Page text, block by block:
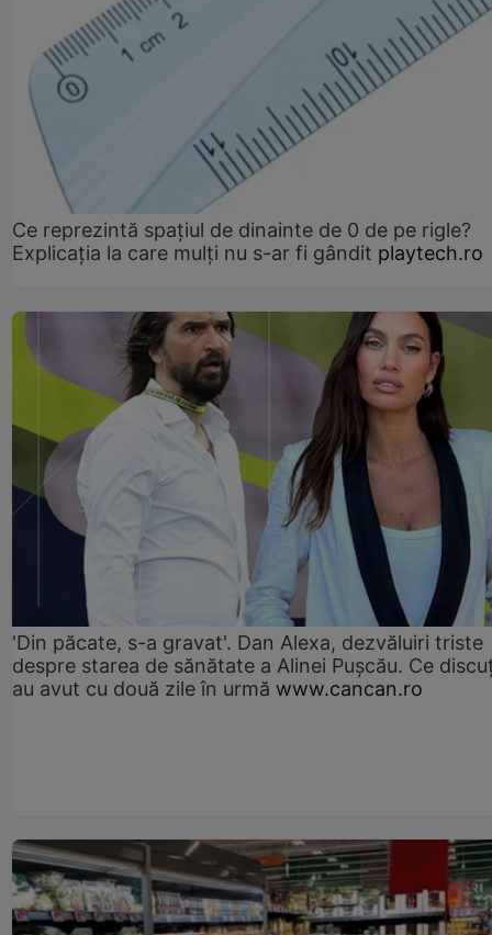
Ce reprezintă spaţiul de dinainte de 0 de pe rigle?
Explicaţia la care mulţi nu s-ar fi gândit playtech.ro
'Din păcate, s-a gravat'. Dan Alexa, dezvăluiri triste
despre starea de sănătate a Alinei Pușcău. Ce
au avut cu două zile în urmă www.cancan.ro